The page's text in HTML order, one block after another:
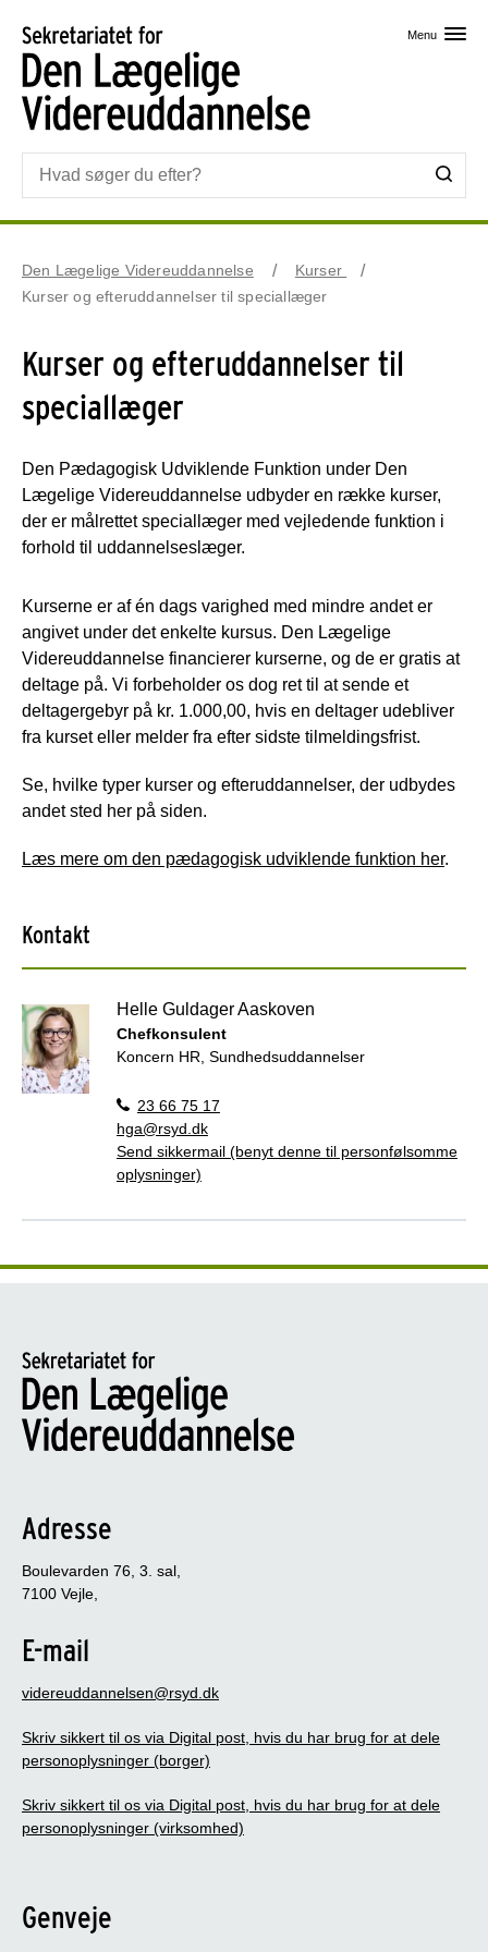
Menu
Den Lægelige Videreuddannelse
Kurser
Kurser og efteruddannelser til speciallæger
Kurser og efteruddannelser til
speciallæger
Den Pædagogisk Udviklende Funktion under Den
Lægelige Videreuddannelse udbyder en række kurser,
der er målrettet speciallæger med vejledende funktion i
forhold til uddannelseslæger.
Kurserne er af én dags varighed med mindre andet er
angivet under det enkelte kursus. Den Lægelige
Videreuddannelse financierer kurserne, og de er gratis at
deltage på. Vi forbeholder os dog ret til at sende et
deltagergebyr på kr. 1.000,00, hvis en deltager udebliver
fra kurset eller melder fra efter sidste tilmeldingsfrist.
Se, hvilke typer kurser og efteruddannelser, der udbydes
andet sted her på siden.
Læs mere om den pædagogisk udviklende funktion her.
Kontakt
Helle Guldager Aaskoven
Chefkonsulent
Koncern HR, Sundhedsuddannelser
23 66 75 17
hga@rsyd.dk
Send sikkermail (benyt denne til personfølsomme
oplysninger)
Adresse
Boulevarden 76, 3. sal,
7100 Vejle,
E-mail
videreuddannelsen@rsyd.dk
Skriv sikkert til os via Digital post, hvis du har brug for at dele
personoplysninger (borger)
Skriv sikkert til os via Digital post, hvis du har brug for at dele
personoplysninger (virksomhed)
Genveje